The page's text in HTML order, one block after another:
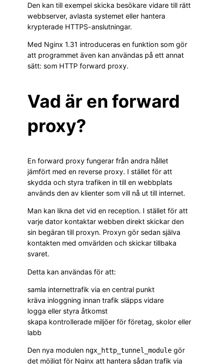
Den kan till exempel skicka besökare vidare till rätt
webbserver, avlasta systemet eller hantera
krypterade HTTPS-anslutningar.
Med Nginx 1.31 introduceras en funktion som gör
att programmet även kan användas på ett annat
sätt: som HTTP forward proxy.
Vad är en forward
proxy?
En forward proxy fungerar från andra hållet
jämfört med en reverse proxy. I stället för att
skydda och styra trafiken in till en webbplats
används den av klienter som vill nå ut till internet.
Man kan likna det vid en reception. I stället för att
varje dator kontaktar webben direkt skickar den
sin begäran till proxyn. Proxyn gör sedan själva
kontakten med omvärlden och skickar tillbaka
svaret.
Detta kan användas för att:
samla internettrafik via en central punkt
kräva inloggning innan trafik släpps vidare
logga eller styra åtkomst
skapa kontrollerade miljöer för företag, skolor eller
labb
Den nya modulen ngx_http_tunnel_module gör
det möjligt för Nginx att hantera sådan trafik via